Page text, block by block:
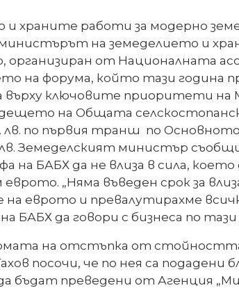
работи за модерно
на земеделието и
организиран от Националната
на форума, който тази
върху ключовите приоритети
на Общата
по първия транш по
Земеделският министър
БАБХ да не влиза в сила,
еврото. „Няма въведен срок за
на еврото и превалутирахме
БАБХ да говори с бизнеса по тази
на отстъпка от стойността
посочи, че по нея са подадени
бъдат преведени от Агенция